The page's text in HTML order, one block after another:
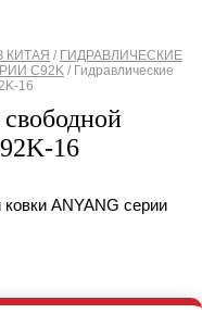
КИТАЯ / ГИДРАВЛИЧЕСКИЕ
C92K / Гидравлические
16
16